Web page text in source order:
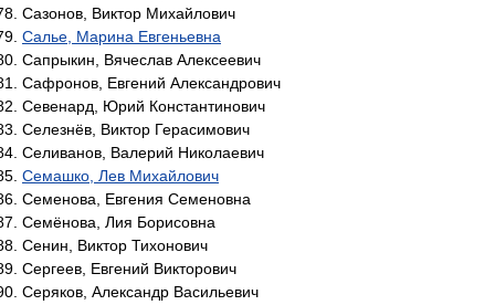
Сазонов, Виктор Михайлович
Салье, Марина Евгеньевна
Сапрыкин, Вячеслав Алексеевич
Сафронов, Евгений Александрович
Севенард, Юрий Константинович
Селезнёв, Виктор Герасимович
Селиванов, Валерий Николаевич
Семашко, Лев Михайлович
Семенова, Евгения Семеновна
Семёнова, Лия Борисовна
Сенин, Виктор Тихонович
Сергеев, Евгений Викторович
Серяков, Александр Васильевич